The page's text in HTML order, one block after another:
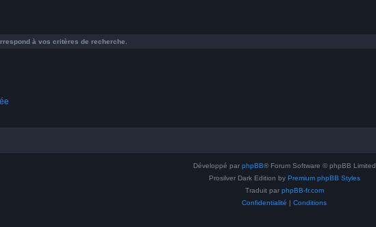
à vos critères de recherche.
Développé par phpBB® Forum Software © phpBB Limited
Prosilver Dark Edition by Premium phpBB Styles
Traduit par phpBB-fr.com
Confidentialité | Conditions